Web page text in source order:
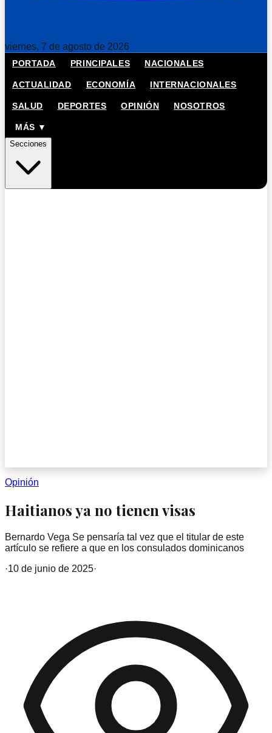
viernes, 7 de agosto de 2026
PORTADA PRINCIPALES NACIONALES
ACTUALIDAD ECONOMÍA INTERNACIONALES
SALUD DEPORTES OPINIÓN NOSOTROS
MÁS ▼
Secciones
Opinión
Haitianos ya no tienen visas
Bernardo Vega Se pensaría tal vez que el titular de este
artículo se refiere a que en los consulados dominicanos
·10 de junio de 2025·